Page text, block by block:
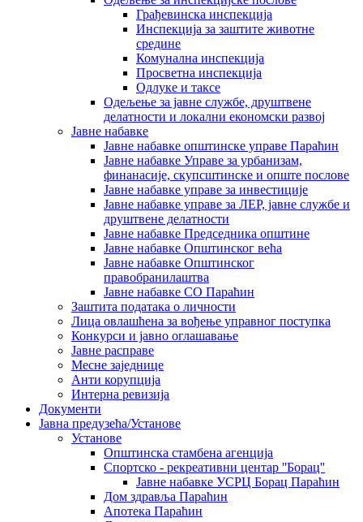
Грађевинска инспекција
Инспекција за заштите животне
средине
Комунална инспекција
Просветна инспекција
Одлуке и таксе
Одељење за јавне службе, друштвене
делатности и локални економски развој
Јавне набавке
Јавне набавке општинске управе Параћин
Јавне набавке Управе за урбанизам,
финанасије, скупсштинске и опште послове
Јавне набавке управе за инвестиције
Јавне набавке управе за ЛЕР, јавне службе и
друштвене делатности
Јавне набавке Председника општине
Јавне набавке Општинског већа
Јавне набавке Општинског
правобранилаштва
Јавне набавке СО Параћин
Заштита података о личности
Лица овлашћена за вођење управног поступка
Конкурси и јавно оглашавање
Јавне расправе
Месне заједнице
Анти корупција
Интерна ревизија
Документи
Јавна предузећа/Установе
Установе
Општинскa стамбенa агенцијa
Спортско - рекреативни центар ''Борац''
Јавне набавке УСРЦ Борац Параћин
Дом здравља Параћин
Апотека Параћин